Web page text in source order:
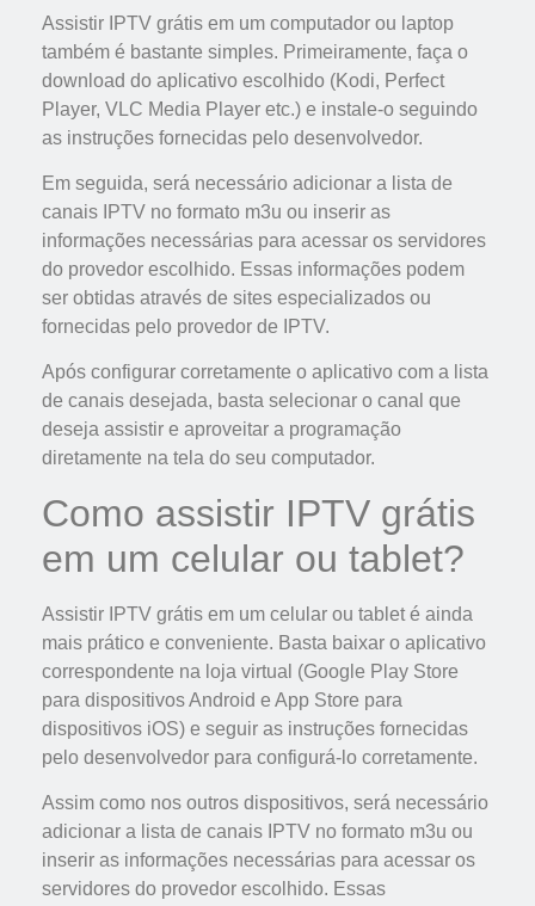
Assistir IPTV grátis em um computador ou laptop
também é bastante simples. Primeiramente, faça o
download do aplicativo escolhido (Kodi, Perfect
Player, VLC Media Player etc.) e instale-o seguindo
as instruções fornecidas pelo desenvolvedor.
Em seguida, será necessário adicionar a lista de
canais IPTV no formato m3u ou inserir as
informações necessárias para acessar os servidores
do provedor escolhido. Essas informações podem
ser obtidas através de sites especializados ou
fornecidas pelo provedor de IPTV.
Após configurar corretamente o aplicativo com a lista
de canais desejada, basta selecionar o canal que
deseja assistir e aproveitar a programação
diretamente na tela do seu computador.
Como assistir IPTV grátis
em um celular ou tablet?
Assistir IPTV grátis em um celular ou tablet é ainda
mais prático e conveniente. Basta baixar o aplicativo
correspondente na loja virtual (Google Play Store
para dispositivos Android e App Store para
dispositivos iOS) e seguir as instruções fornecidas
pelo desenvolvedor para configurá-lo corretamente.
Assim como nos outros dispositivos, será necessário
adicionar a lista de canais IPTV no formato m3u ou
inserir as informações necessárias para acessar os
servidores do provedor escolhido. Essas